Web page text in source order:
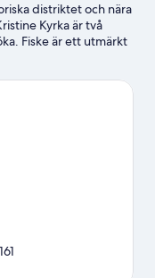
distriktet och nära
Kyrka är två
Fiske är ett utmärkt
och om du